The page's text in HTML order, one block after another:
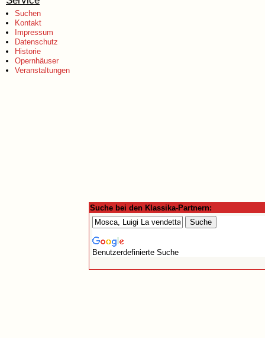
Suchen
Kontakt
Impressum
Datenschutz
Historie
Opernhäuser
Veranstaltungen
Suche bei den Klassika-Partnern:
Benutzerdefinierte Suche